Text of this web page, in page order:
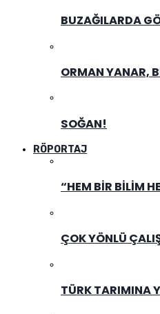
BUZAĞILARDA
ORMAN YANAR,
SOĞAN!
RÖPORTAJ
“HEM BIR BILIM
ÇOK YÖNLÜ
TÜRK TARIMINA